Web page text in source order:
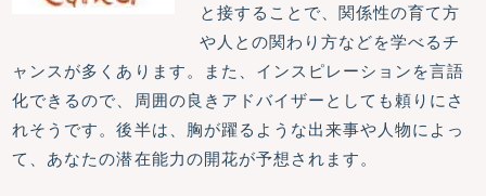
と接することで、関係性の育て方
や人との関わり方などを学べるチ
ャンスが多くあります。また、インスピレーションを言語
化できるので、周囲の良きアドバイザーとしても頼りにさ
れそうです。後半は、胸が躍るような出来事や人物によっ
て、あなたの潜在能力の開花が予想されます。